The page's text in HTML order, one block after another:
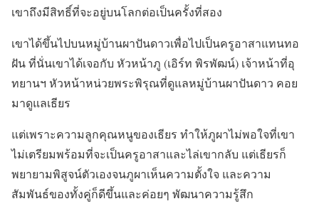
เขาถึงมีสิทธิ์ที่จะอยู่บนโลกต่อเป็นครั้งที่สอง
เขาได้ขึ้นไปบนหมู่บ้านผาปันดาวเพื่อไปเป็นครูอาสาแทนทอ
ฝัน ที่นั่นเขาได้เจอกับ หัวหน้าภู (เอิร์ท พิรพัฒน์) เจ้าหน้าที่อุ
ทยานฯ หัวหน้าหน่วยพระพิรุณที่ดูแลหมู่บ้านผาปันดาว คอย
มาดูแลเธียร
แต่เพราะความลูกคุณหนูของเธียร ทำให้ภูผาไม่พอใจที่เขา
ไม่เตรียมพร้อมที่จะเป็นครูอาสาและไล่เขากลับ แต่เธียรก็
พยายามพิสูจน์ตัวเองจนภูผาเห็นความตั้งใจ และความ
สัมพันธ์ของทั้งคู่ก็ดีขึ้นและค่อยๆ พัฒนาความรู้สึก